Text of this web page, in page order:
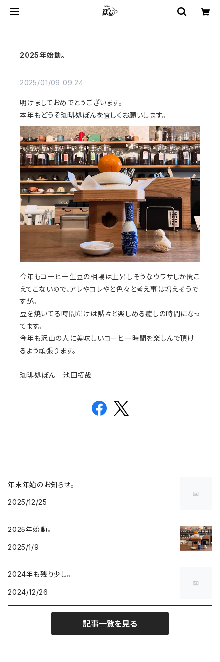
2025年始動。
2025/01/09 09:24
明けましておめでとうございます。
本年もどうぞ珈琲処ぼんを宜しくお願いします。
今年もコーヒー生豆の相場は上昇しそうなウワサしか聞こ
えてこないので、アレやコレやと色々と考え事は増えそうで
すが。
豆を焼いてる時間だけは黙々と楽しめる癒しの時間になっ
てます。
今年も沢山の人に美味しいコーヒー時間を楽しんで頂け
るよう頑張ります。
珈琲処ぼん 池田拓哉
年末年始のお知らせ。
2025/12/25
2025年始動。
2025/1/9
2024年も残り少し。
2024/12/26
記事一覧を見る